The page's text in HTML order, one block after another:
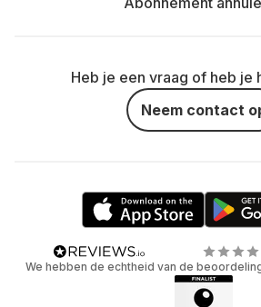
Heb je een vraag of heb je
Neem contact
We hebben de echtheid van de